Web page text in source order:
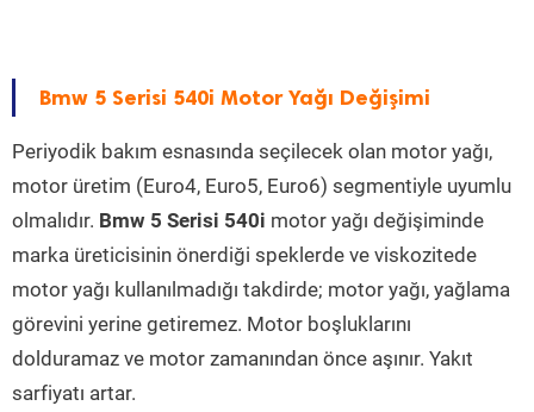
Bmw 5 Serisi 540i Motor Yağı Değişimi
Periyodik bakım esnasında seçilecek olan motor yağı,
motor üretim (Euro4, Euro5, Euro6) segmentiyle uyumlu
olmalıdır. Bmw 5 Serisi 540i motor yağı değişiminde
marka üreticisinin önerdiği speklerde ve viskozitede
motor yağı kullanılmadığı takdirde; motor yağı, yağlama
görevini yerine getiremez. Motor boşluklarını
dolduramaz ve motor zamanından önce aşınır. Yakıt
sarfiyatı artar.